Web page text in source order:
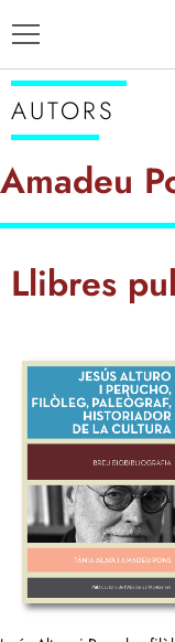
AUTORS
ENSENYAMENT
AUTORS
Amadeu
Llibres